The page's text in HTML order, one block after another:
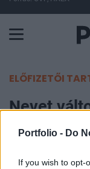
Portfolio - Do
If you wish to opt-
ELŐFIZETŐI
Nevet
Portfolio